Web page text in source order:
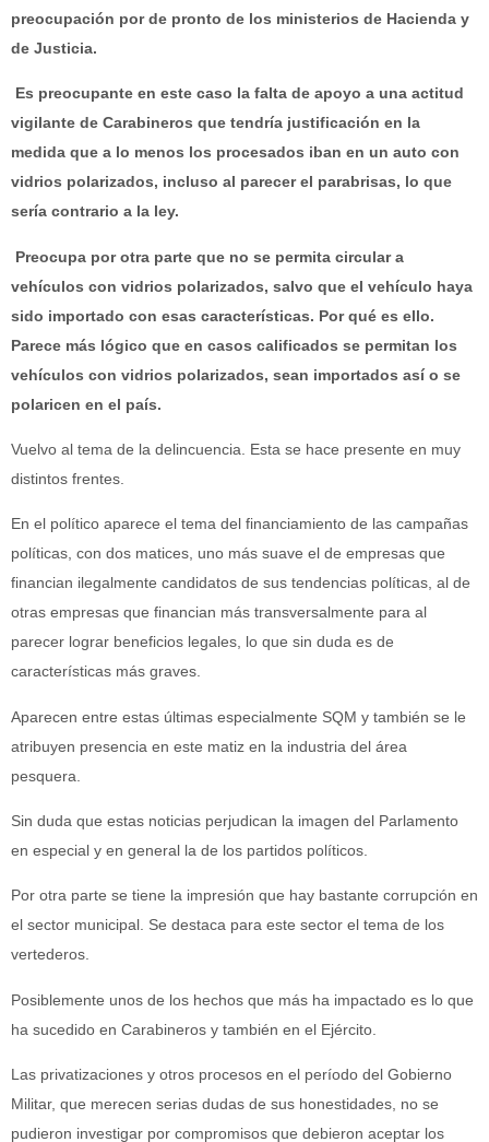
preocupación por de pronto de los ministerios de Hacienda y
de Justicia.
Es preocupante en este caso la falta de apoyo a una actitud
vigilante de Carabineros que tendría justificación en la
medida que a lo menos los procesados iban en un auto con
vidrios polarizados, incluso al parecer el parabrisas, lo que
sería contrario a la ley.
Preocupa por otra parte que no se permita circular a
vehículos con vidrios polarizados, salvo que el vehículo haya
sido importado con esas características. Por qué es ello.
Parece más lógico que en casos calificados se permitan los
vehículos con vidrios polarizados, sean importados así o se
polaricen en el país.
Vuelvo al tema de la delincuencia. Esta se hace presente en muy
distintos frentes.
En el político aparece el tema del financiamiento de las campañas
políticas, con dos matices, uno más suave el de empresas que
financian ilegalmente candidatos de sus tendencias políticas, al de
otras empresas que financian más transversalmente para al
parecer lograr beneficios legales, lo que sin duda es de
características más graves.
Aparecen entre estas últimas especialmente SQM y también se le
atribuyen presencia en este matiz en la industria del área
pesquera.
Sin duda que estas noticias perjudican la imagen del Parlamento
en especial y en general la de los partidos políticos.
Por otra parte se tiene la impresión que hay bastante corrupción en
el sector municipal. Se destaca para este sector el tema de los
vertederos.
Posiblemente unos de los hechos que más ha impactado es lo que
ha sucedido en Carabineros y también en el Ejército.
Las privatizaciones y otros procesos en el período del Gobierno
Militar, que merecen serias dudas de sus honestidades, no se
pudieron investigar por compromisos que debieron aceptar los